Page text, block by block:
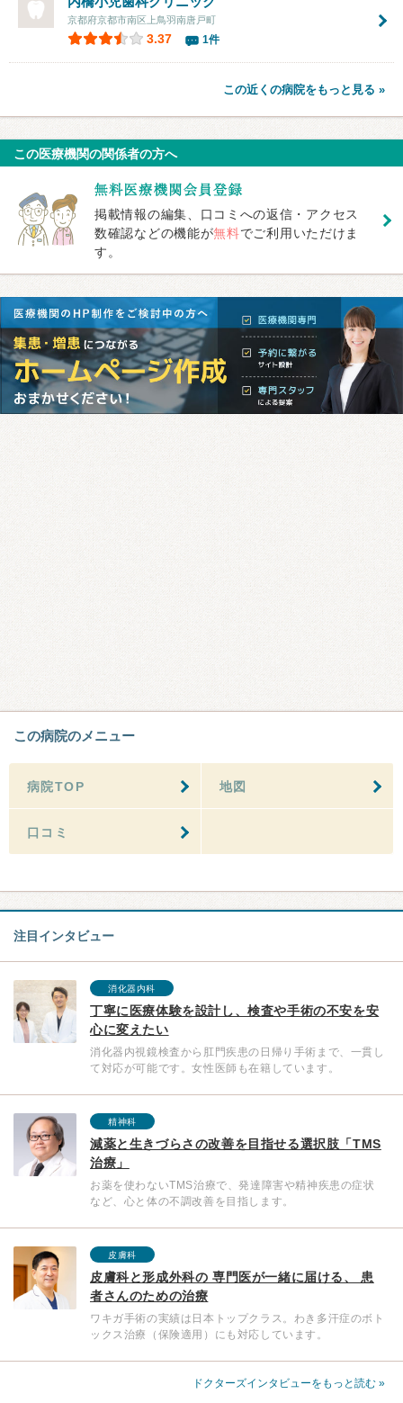
京都府京都市南区上鳥羽南唐戸町
3.37 1件
この近くの病院をもっと見る »
この医療機関の関係者の方へ
掲載情報の編集、口コミへの返信・アクセス
数確認などの機能が無料でご利用いただけま
す。
この病院のメニュー
病院TOP 地図
口コミ
注目インタビュー
消化器内科
丁寧に医療体験を設計し、検査や手術の不安を安
心に変えたい
消化器内視鏡検査から肛門疾患の日帰り手術まで、一貫し
て対応が可能です。女性医師も在籍しています。
精神科
減薬と生きづらさの改善を目指せる選択肢「TMS
治療」
お薬を使わないTMS治療で、発達障害や精神疾患の症状
など、心と体の不調改善を目指します。
皮膚科
皮膚科と形成外科の 専門医が一緒に届ける、 患
者さんのための治療
ワキガ手術の実績は日本トップクラス。わき多汗症のボト
ックス治療（保険適用）にも対応しています。
ドクターズインタビューをもっと読む »